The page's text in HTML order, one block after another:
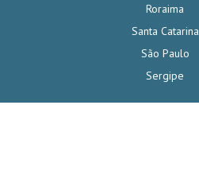
Roraima
Santa Catarina
São Paulo
Sergipe